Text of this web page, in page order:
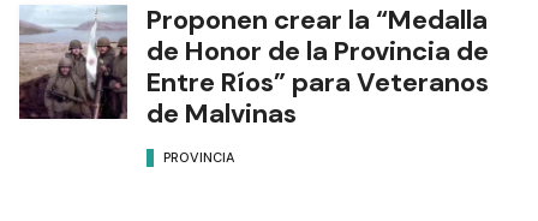
Proponen crear la “Medalla
de Honor de la Provincia de
Entre Ríos” para Veteranos
de Malvinas
PROVINCIA